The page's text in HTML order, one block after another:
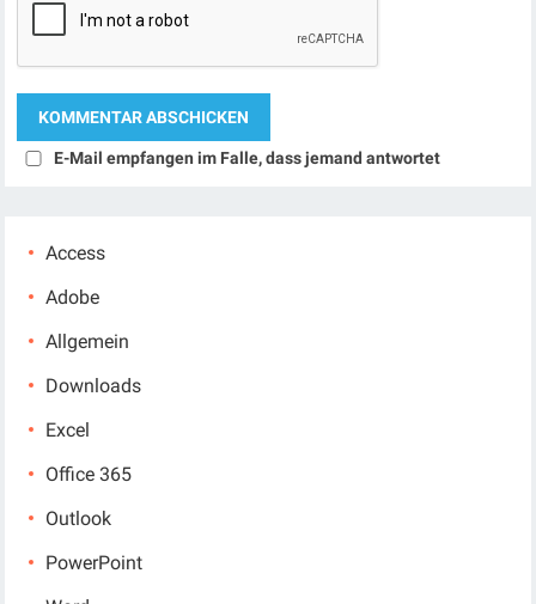
E-Mail empfangen im Falle, dass jemand antwortet
Access
Adobe
Allgemein
Downloads
Excel
Office 365
Outlook
PowerPoint